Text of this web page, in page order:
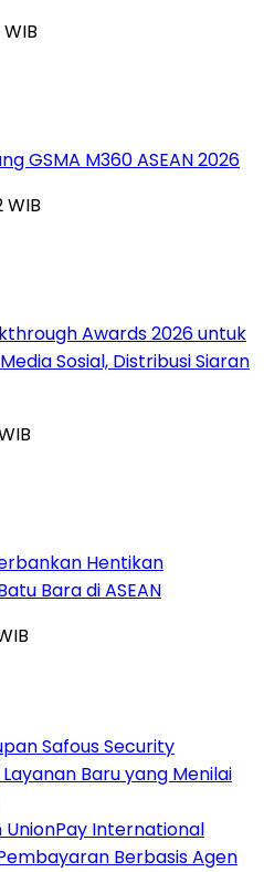
GSMA M360 ASEAN 2026
Awards 2026 untuk
Sosial, Distribusi Siaran
Hentikan
Bara di ASEAN
Safous Security
Baru yang Menilai
UnionPay International
Berbasis Agen